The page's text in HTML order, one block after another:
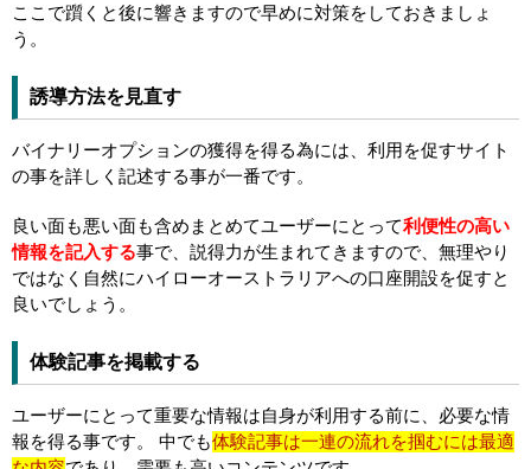
ここで躓くと後に響きますので早めに対策をしておきましょ
う。
誘導方法を見直す
バイナリーオプションの獲得を得る為には、利用を促すサイト
の事を詳しく記述する事が一番です。
良い面も悪い面も含めまとめてユーザーにとって利便性の高い
情報を記入する事で、説得力が生まれてきますので、無理やり
ではなく自然にハイローオーストラリアへの口座開設を促すと
良いでしょう。
体験記事を掲載する
ユーザーにとって重要な情報は自身が利用する前に、必要な情
報を得る事です。 中でも体験記事は一連の流れを掴むには最適